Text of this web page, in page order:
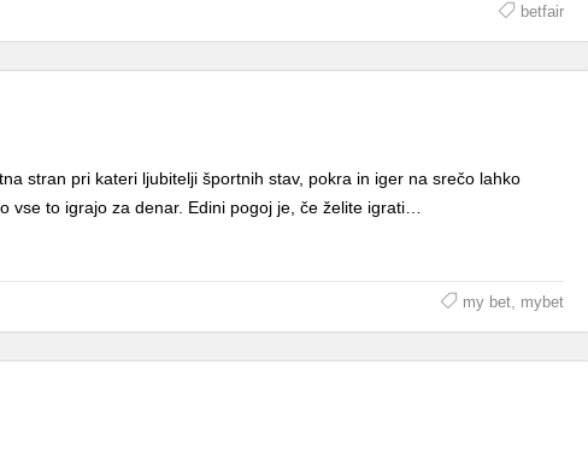
betfair
stran pri kateri ljubitelji športnih stav, pokra in iger na srečo lahko
vse to igrajo za denar. Edini pogoj je, če želite igrati…
my bet, mybet